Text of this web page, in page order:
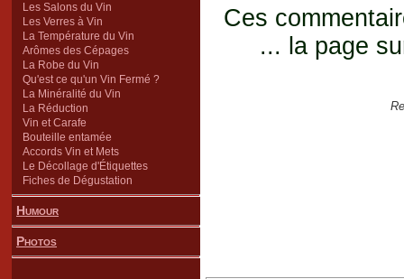
Les Salons du Vin
Les Verres à Vin
La Température du Vin
Arômes des Cépages
La Robe du Vin
Qu'est ce qu'un Vin Fermé ?
La Minéralité du Vin
La Réduction
Vin et Carafe
Bouteille entamée
Accords Vin et Mets
Le Décollage d'Étiquettes
Fiches de Dégustation
Humour
Photos
Ces
... la page